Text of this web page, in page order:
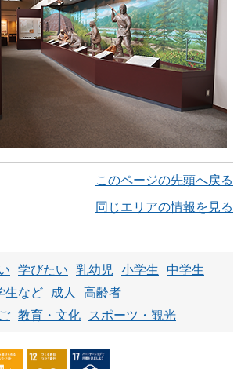
このページの先頭へ戻る
同じエリアの情報を見る
学びたい 乳幼児 小学生
中学生
生など 成人
高齢者
教育・文化 スポーツ・観光